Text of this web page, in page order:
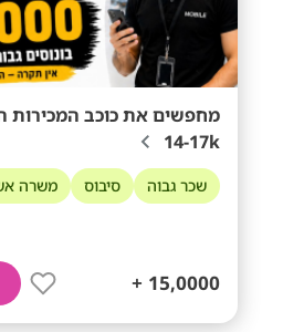
מחפשים את כוכב המכירות
14-17k
שכר גבוה סיבוס משרה
15,0000 +